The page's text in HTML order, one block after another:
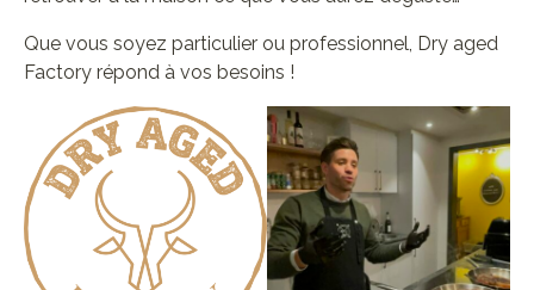
Que vous soyez particulier ou professionnel, Dry aged
Factory répond à vos besoins !